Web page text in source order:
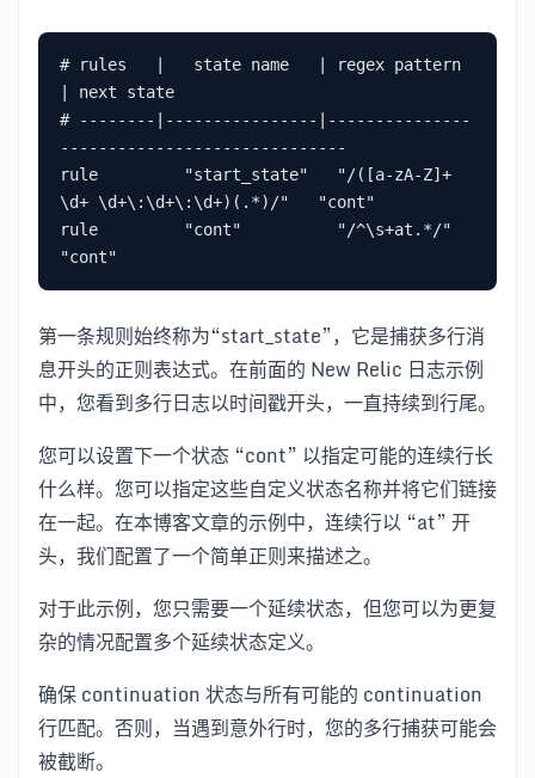
# rules   |   state name   | regex pattern
| next state
# --------|----------------|---------------
------------------------------
rule         "start_state"   "/([a-zA-Z]+
\d+ \d+\:\d+\:\d+)(.*)/"   "cont"
rule         "cont"          "/^\s+at.*/"
第一条规则始终称为“start_state”，它是捕获多行消
息开头的正则表达式。在前面的 New Relic 日志示例
中，您看到多行日志以时间戳开头，一直持续到行尾。
您可以设置下一个状态 “cont” 以指定可能的连续行长
什么样。您可以指定这些自定义状态名称并将它们链接
在一起。在本博客文章的示例中，连续行以 “at” 开
头，我们配置了一个简单正则来描述之。
对于此示例，您只需要一个延续状态，但您可以为更复
杂的情况配置多个延续状态定义。
确保 continuation 状态与所有可能的 continuation
行匹配。否则，当遇到意外行时，您的多行捕获可能会
被截断。